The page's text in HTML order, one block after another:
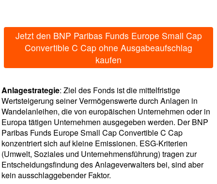
Jetzt den BNP Paribas Funds Europe Small Cap
Convertible C Cap ohne Ausgabeaufschlag
kaufen
Anlagestrategie: Ziel des Fonds ist die mittelfristige
Wertsteigerung seiner Vermögenswerte durch Anlagen in
Wandelanleihen, die von europäischen Unternehmen oder in
Europa tätigen Unternehmen ausgegeben werden. Der BNP
Paribas Funds Europe Small Cap Convertible C Cap
konzentriert sich auf kleine Emissionen. ESG-Kriterien
(Umwelt, Soziales und Unternehmensführung) tragen zur
Entscheidungsfindung des Anlageverwalters bei, sind aber
kein ausschlaggebender Faktor.